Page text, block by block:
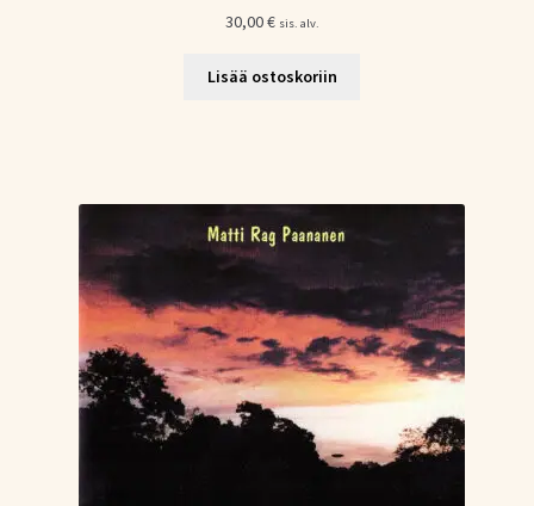
30,00€ sis. alv.
Lisää ostoskoriin